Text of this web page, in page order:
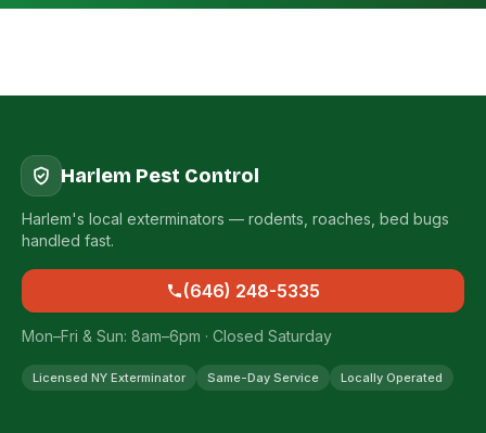
Harlem Pest Control
Harlem's local exterminators — rodents, roaches, bed bugs
handled fast.
(646) 248-5335
Mon–Fri & Sun: 8am–6pm · Closed Saturday
Licensed NY Exterminator Same-Day Service Locally Operated